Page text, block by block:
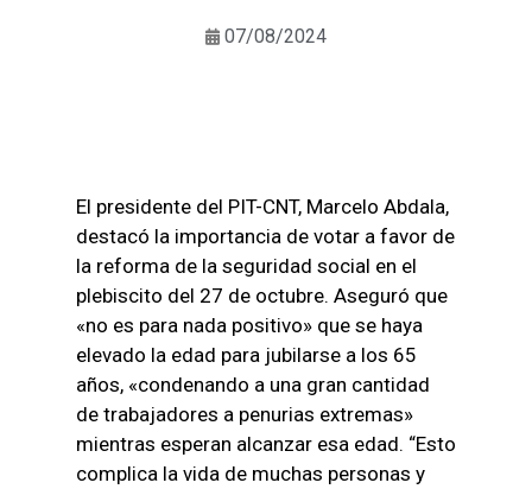
07/08/2024
El presidente del PIT-CNT, Marcelo Abdala,
destacó la importancia de votar a favor de
la reforma de la seguridad social en el
plebiscito del 27 de octubre. Aseguró que
«no es para nada positivo» que se haya
elevado la edad para jubilarse a los 65
años, «condenando a una gran cantidad
de trabajadores a penurias extremas»
mientras esperan alcanzar esa edad. “Esto
complica la vida de muchas personas y